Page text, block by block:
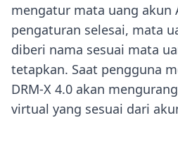
mengatur mata uang akun
pengaturan selesai, mata
diberi nama sesuai mata
tetapkan. Saat pengguna
DRM-X 4.0 akan
virtual yang sesuai dari